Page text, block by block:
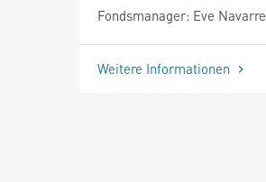
Fondsmanager: Eve Navarre
Weitere Informationen